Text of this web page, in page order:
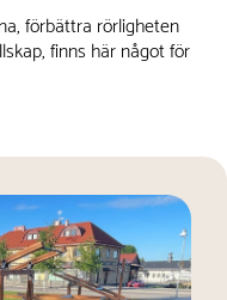
förbättra rörligheten
finns här något för